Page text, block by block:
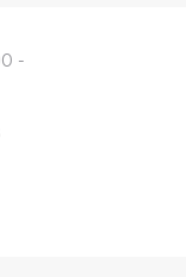
-